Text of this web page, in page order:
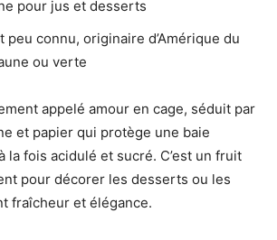
pour jus et desserts
peu connu, originaire d’Amérique du
ou verte
appelé amour en cage, séduit par
et papier qui protège une baie
la fois acidulé et sucré. C’est un fruit
pour décorer les desserts ou les
fraîcheur et élégance.